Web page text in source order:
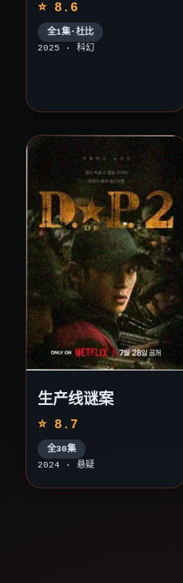
⭐ 8.6
全1集·杜比
2025 · 科幻
生产线谜案
⭐ 8.7
全30集
2024 · 悬疑